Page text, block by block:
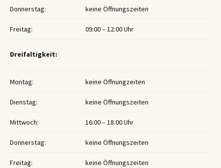
Donnerstag: keine Öffnungszeiten
Freitag: 09:00 – 12:00 Uhr
Dreifaltigkeit:
Montag: keine Öffnungzeiten
Dienstag: keine Öffnungszeiten
Mittwoch: 16:00 – 18:00 Uhr
Donnerstag: keine Öffnungszeiten
Freitag: keine Öffnungszeiten